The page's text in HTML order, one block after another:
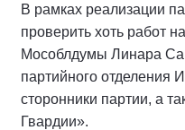
В рамках реализации
проверить хоть работ
Мособлдумы Линара
партийного отделения
сторонники партии, а
Гвардии».